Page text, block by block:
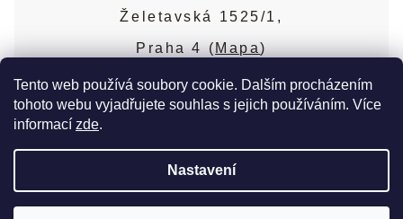
Tento web používá soubory cookie. Dalším procházením
tohoto webu vyjadřujete souhlas s jejich používáním. Více
informací zde.
Nastavení
Puncovní značky
Blog
Nejčastější dotazy
Želetavská 1525/1,
Praha 4 ( Mapa)
Více o prodejně
Copyright 2026JK šperky. Všechna práva
Upravit nastavení cookies